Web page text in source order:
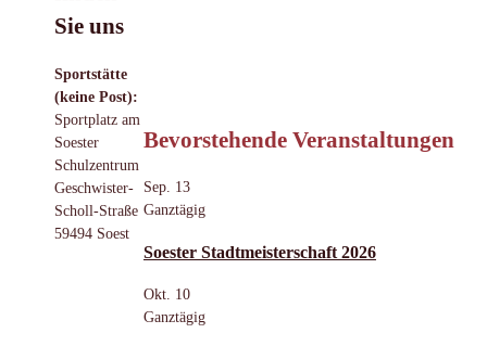
Bevorstehende Veranstaltungen
Sep. 13
Ganztägig
Soester Stadtmeisterschaft 2026
Okt. 10
Ganztägig
Sie uns
Sportstätte
(keine Post):
Sportplatz am
Soester
Schulzentrum
Geschwister-
Scholl-Straße
59494 Soest